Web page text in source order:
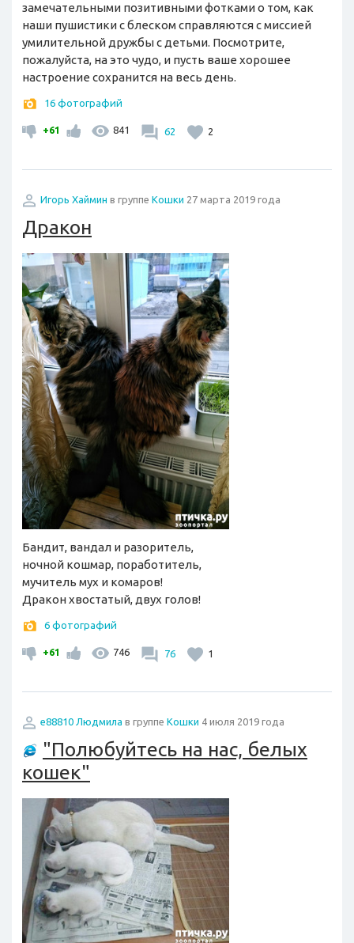
замечательными позитивными фотками о том, как
наши пушистики с блеском справляются с миссией
умилительной дружбы с детьми. Посмотрите,
пожалуйста, на это чудо, и пусть ваше хорошее
настроение сохранится на весь день.
16 фотографий
+61 841 62 2
Игорь Хаймин в группе Кошки 27 марта 2019 года
Дракон
Бандит, вандал и разоритель,
ночной кошмар, поработитель,
мучитель мух и комаров!
Дракон хвостатый, двух голов!
6 фотографий
+61 746 76 1
e88810 Людмила в группе Кошки 4 июля 2019 года
"Полюбуйтесь на нас, белых
кошек"